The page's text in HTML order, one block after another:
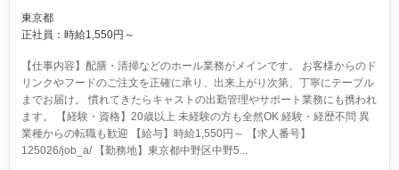
東京都
正社員：時給1,550円～
【仕事内容】配膳・清掃などのホール業務がメインです。 お客様からのド
リンクやフードのご注文を正確に承り、出来上がり次第、丁寧にテーブル
までお届け。 慣れてきたらキャストの出勤管理やサポート業務にも携われ
ます。 【経験・資格】20歳以上 未経験の方も全然OK 経験・経歴不問 異
業種からの転職も歓迎 【給与】時給1,550円～ 【求人番号】
125026/job_a/ 【勤務地】東京都中野区中野5...